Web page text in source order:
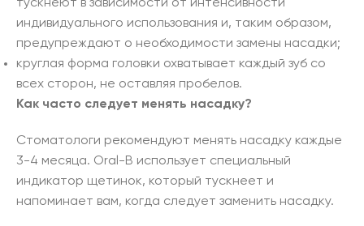
тускнеют в зависимости от интенсивности
индивидуального использования и, таким образом,
предупреждают о необходимости замены насадки;
круглая форма головки охватывает каждый зуб со
всех сторон, не оставляя пробелов.
Как часто следует менять насадку?
Стоматологи рекомендуют менять насадку каждые
3-4 месяца. Oral-B использует специальный
индикатор щетинок, который тускнеет и
напоминает вам, когда следует заменить насадку.